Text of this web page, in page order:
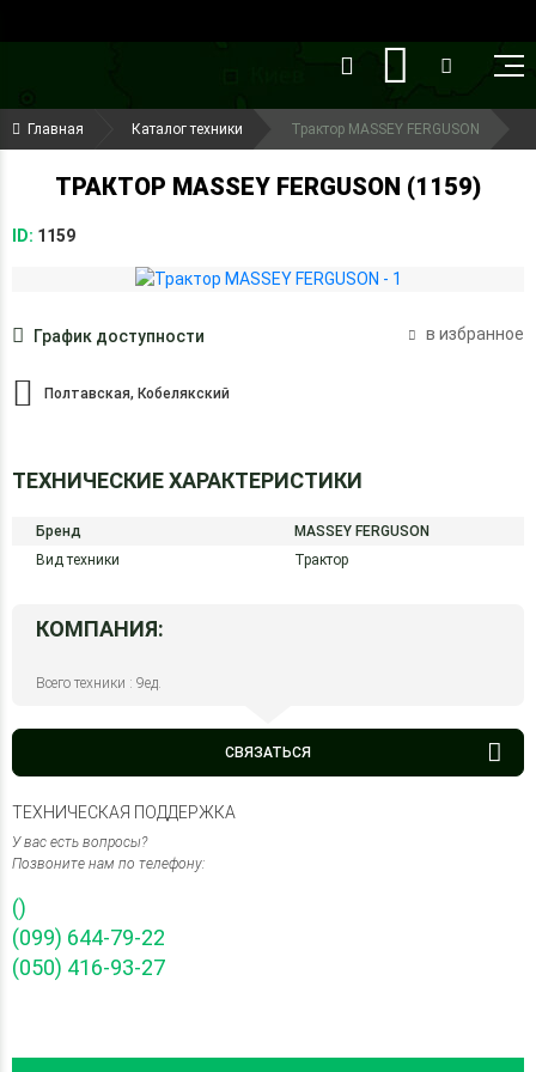
(099) 644-79-22
(050) 416-93-27
Главная Каталог техники Трактор MASSEY FERGUSON
ТРАКТОР MASSEY FERGUSON (1159)
ID: 1159
График доступности в избранное
Полтавская, Кобелякский
ТЕХНИЧЕСКИЕ ХАРАКТЕРИСТИКИ
Бренд
MASSEY FERGUSON
Вид техники
Трактор
КОМПАНИЯ:
Всего техники : 9ед.
СВЯЗАТЬСЯ
ТЕХНИЧЕСКАЯ ПОДДЕРЖКА
У вас есть вопросы?
Позвоните нам по телефону:
()
(099) 644-79-22
(050) 416-93-27